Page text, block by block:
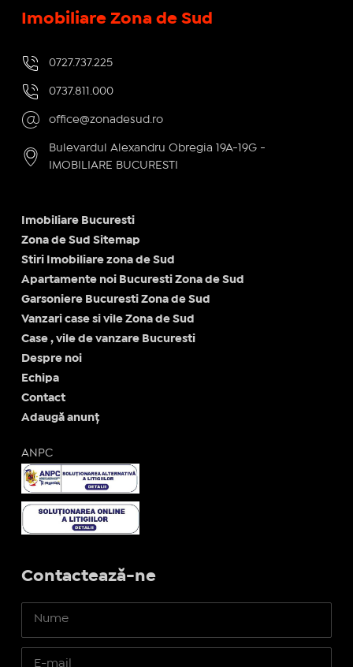
Imobiliare Zona de Sud
0727.737.225
0737.811.000
office@zonadesud.ro
Bulevardul Alexandru Obregia 19A-19G -
IMOBILIARE BUCURESTI
Imobiliare Bucuresti
Zona de Sud Sitemap
Stiri Imobiliare zona de Sud
Apartamente noi Bucuresti Zona de Sud
Garsoniere Bucuresti Zona de Sud
Vanzari case si vile Zona de Sud
Case , vile de vanzare Bucuresti
Despre noi
Echipa
Contact
Adaugă anunț
ANPC
Contactează-ne